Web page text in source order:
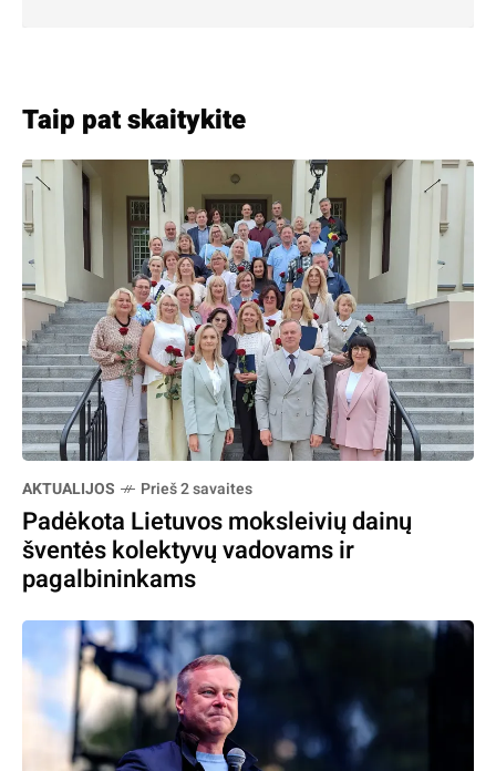
Taip pat skaitykite
AKTUALIJOS Prieš 2 savaites
Padėkota Lietuvos moksleivių dainų
šventės kolektyvų vadovams ir
pagalbininkams